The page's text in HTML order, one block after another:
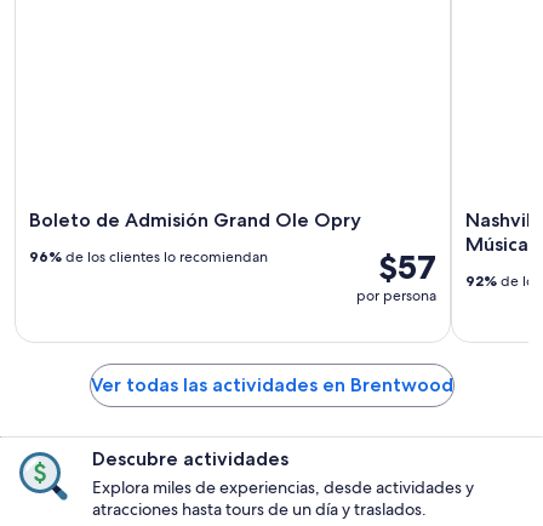
Boleto de Admisión Grand Ole Opry
$57
por persona
96% de los clientes lo recomiendan
Música
92% de
Ver todas las actividades en Brentwood
Descubre actividades
Explora miles de experiencias, desde actividades y
atracciones hasta tours de un día y traslados.